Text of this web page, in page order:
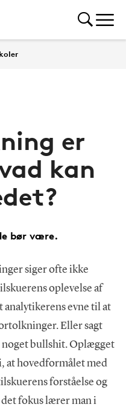
er
kan
bør være.
siger ofte ikke
oplevelse af
evne til at
Eller sagt
noget bullshit. Oplægget
at hovedformålet med
forståelse og
fokus lærer man i